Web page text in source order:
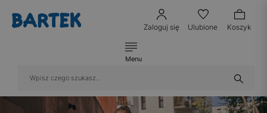
Zaloguj się Ulubione Koszyk
Menu